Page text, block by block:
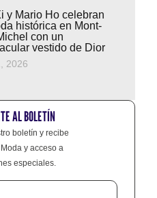
y Mario Ho celebran
histórica en Mont-
con un
vestido de Dior
2026
AL BOLETÍN
boletín y recibe
y acceso a
especiales.